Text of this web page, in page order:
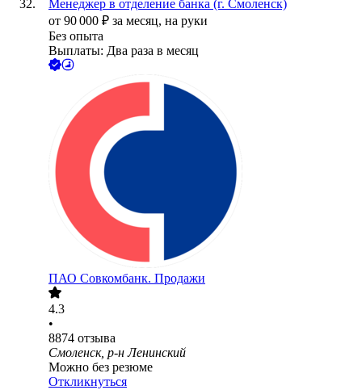
Менеджер в отделение банка (г. Смоленск)
от 90 000 ₽ за месяц, на руки
Без опыта
Выплаты: Два раза в месяц
ПАО Совкомбанк. Продажи
4.3
•
8874 отзыва
Смоленск, р-н Ленинский
Можно без резюме
Откликнуться